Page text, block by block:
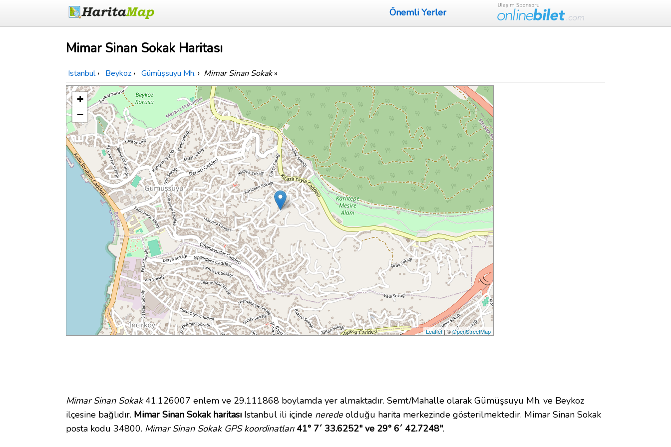
Önemli Yerler
Mimar Sinan Sokak Haritası
Istanbul › Beykoz › Gümüşsuyu Mh. › Mimar Sinan Sokak»
+
−
Leaflet| ©OpenStreetMap
Mimar Sinan Sokak41.126007 enlem ve 29.111868 boylamda yer almaktadır. Semt/Mahalle olarak Gümüşsuyu Mh. ve Beykoz
ilçesine bağlıdır. Mimar Sinan Sokak haritası Istanbul ili içinde neredeolduğu harita merkezinde gösterilmektedir. Mimar Sinan Sokak
posta kodu 34800. Mimar Sinan Sokak GPS koordinatları 41° 7´ 33.6252" ve 29° 6´ 42.7248".